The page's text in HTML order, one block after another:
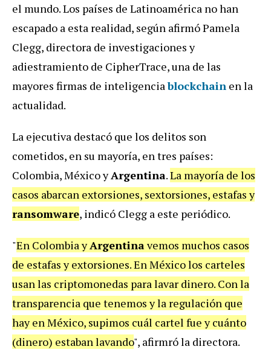
el mundo. Los países de Latinoamérica no han
escapado a esta realidad, según afirmó Pamela
Clegg, directora de investigaciones y
adiestramiento de CipherTrace, una de las
mayores firmas de inteligenciablockchain en la
actualidad.
La ejecutiva destacó que los delitos son
cometidos, en su mayoría, en tres países:
Colombia, México yArgentina.La mayoría de los
casos abarcan extorsiones, sextorsiones, estafas y
ransomware, indicó Clegg a este periódico.
"En Colombia yArgentinavemos muchos casos
de estafas y extorsiones. En México los carteles
usan las criptomonedas para lavar dinero. Con la
transparencia que tenemos y la regulación que
hay en México, supimos cuál cartel fue y cuánto
(dinero) estaban lavando", afirmró la directora.